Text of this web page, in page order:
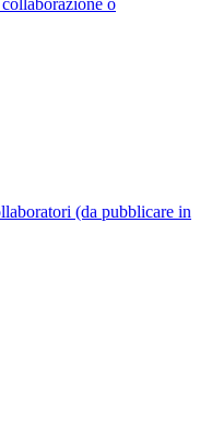
o
(da pubblicare in